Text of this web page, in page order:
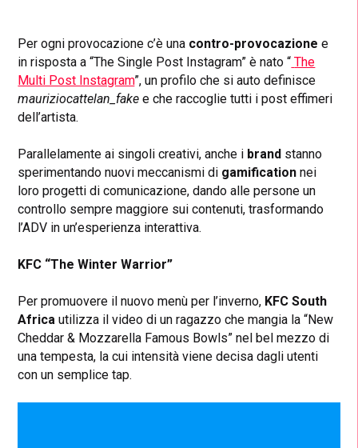
Per ogni provocazione c’è una contro-provocazione e
in risposta a “The Single Post Instagram” è nato “ The
Multi Post Instagram”, un profilo che si auto definisce
mauriziocattelan_fake e che raccoglie tutti i post effimeri
dell’artista.
Parallelamente ai singoli creativi, anche i brand stanno
sperimentando nuovi meccanismi di gamification nei
loro progetti di comunicazione, dando alle persone un
controllo sempre maggiore sui contenuti, trasformando
l’ADV in un’esperienza interattiva.
KFC “The Winter Warrior”
Per promuovere il nuovo menù per l’inverno, KFC South
Africa utilizza il video di un ragazzo che mangia la “New
Cheddar & Mozzarella Famous Bowls” nel bel mezzo di
una tempesta, la cui intensità viene decisa dagli utenti
con un semplice tap.